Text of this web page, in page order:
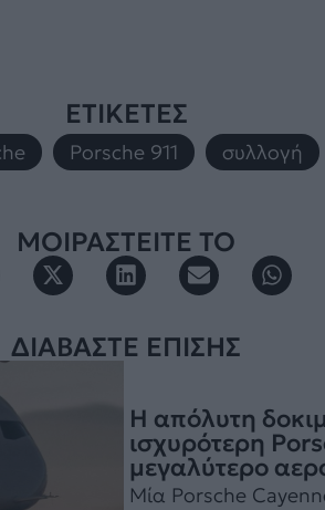
ΕΤΙΚΕΤΕΣ
, Porsche 911 , συλλογή
ΜΟΙΡΑΣΤΕΙΤΕ ΤΟ
ΔΙΑΒΑΣΤΕ ΕΠΙΣΗΣ
Η απόλυτη
ισχυρότερη
μεγαλύτερο
Μία Porsche